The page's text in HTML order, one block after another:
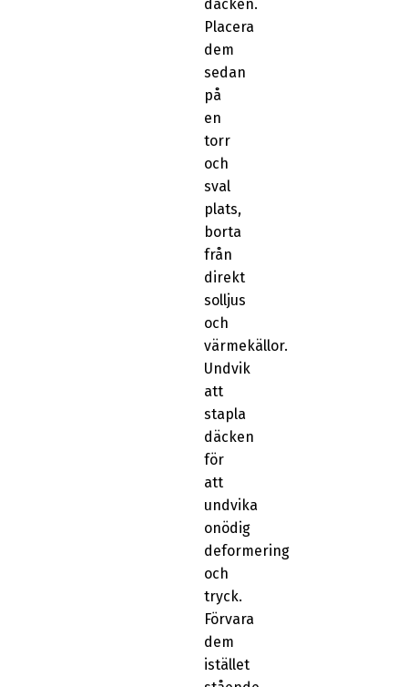
däcken.
Placera
dem
sedan
på
en
torr
och
sval
plats,
borta
från
direkt
solljus
och
värmekällor.
Undvik
att
stapla
däcken
för
att
undvika
onödig
deformering
och
tryck.
Förvara
dem
istället